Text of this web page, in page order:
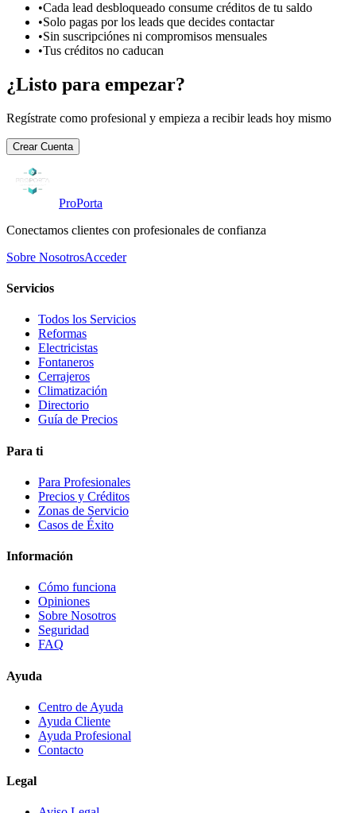
•Cada lead desbloqueado consume créditos de tu saldo
•Solo pagas por los leads que decides contactar
•Sin suscripciónes ni compromisos mensuales
•Tus créditos no caducan
¿Listo para empezar?
Regístrate como profesional y empieza a recibir leads hoy mismo
Crear Cuenta
ProPorta
Conectamos clientes con profesionales de confianza
Sobre NosotrosAcceder
Servicios
Todos los Servicios
Reformas
Electricistas
Fontaneros
Cerrajeros
Climatización
Directorio
Guía de Precios
Para ti
Para Profesionales
Precios y Créditos
Zonas de Servicio
Casos de Éxito
Información
Cómo funciona
Opiniones
Sobre Nosotros
Seguridad
FAQ
Ayuda
Centro de Ayuda
Ayuda Cliente
Ayuda Profesional
Contacto
Legal